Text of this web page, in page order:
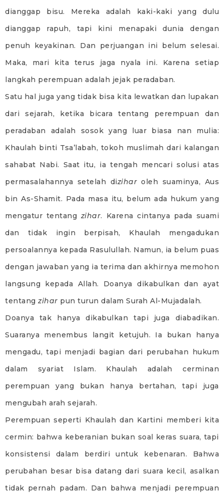
dianggap bisu. Mereka adalah kaki-kaki yang dulu
dianggap rapuh, tapi kini menapaki dunia dengan
penuh keyakinan. Dan perjuangan ini belum selesai.
Maka, mari kita terus jaga nyala ini. Karena setiap
langkah perempuan adalah jejak peradaban.
Satu hal juga yang tidak bisa kita lewatkan dan lupakan
dari sejarah, ketika bicara tentang perempuan dan
peradaban adalah sosok yang luar biasa nan mulia:
Khaulah binti Tsa’labah, tokoh muslimah dari kalangan
sahabat Nabi. Saat itu, ia tengah mencari solusi atas
permasalahannya setelah dizihar oleh suaminya, Aus
bin As-Shamit. Pada masa itu, belum ada hukum yang
mengatur tentang zihar. Karena cintanya pada suami
dan tidak ingin berpisah, Khaulah mengadukan
persoalannya kepada Rasulullah. Namun, ia belum puas
dengan jawaban yang ia terima dan akhirnya memohon
langsung kepada Allah. Doanya dikabulkan dan ayat
tentang zihar pun turun dalam Surah Al-Mujadalah.
Doanya tak hanya dikabulkan tapi juga diabadikan.
Suaranya menembus langit ketujuh. Ia bukan hanya
mengadu, tapi menjadi bagian dari perubahan hukum
dalam syariat Islam. Khaulah adalah cerminan
perempuan yang bukan hanya bertahan, tapi juga
mengubah arah sejarah.
Perempuan seperti Khaulah dan Kartini memberi kita
cermin: bahwa keberanian bukan soal keras suara, tapi
konsistensi dalam berdiri untuk kebenaran. Bahwa
perubahan besar bisa datang dari suara kecil, asalkan
tidak pernah padam. Dan bahwa menjadi perempuan